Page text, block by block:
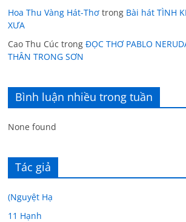
Hoa Thu Vàng Hát-Thơ trong Bài hát TÌNH
XƯA
Cao Thu Cúc trongĐỌC THƠ PABLO
THÂN TRONG SƠN
Bình luận nhiều trong tuần
None found
Tác giả
(Nguyệt Hạ
11 Hạnh